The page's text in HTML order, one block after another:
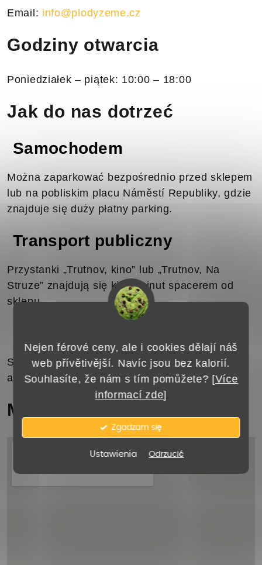
Nejen férové ceny, ale i cookies dělají náš
web přívětivější. Navíc jsou bez kalorií.
Souhlasíte, že nám s tím pomůžete? [Více
informací zde]
Zgadzam się
Ustawienia Odrzucić
Email: info@plodyzeme.cz
Godziny otwarcia
Poniedziałek – piątek: 10:00 – 18:00
Jak do nas dotrzeć
Samochodem
Można zaparkować bezpośrednio przed sklepem
lub na pobliskim placu Náměstí Republiky, gdzie
znajduje się duży płatny parking.
Transport publiczny
Przystanki „Trutnov, kino” lub „Trutnov, Na
Struze” znajdują się kilka minut spacerem od
sklepu.
Sklep znajduje się pomiędzy placem Krakonoš
a strefą pieszą.
Mapa